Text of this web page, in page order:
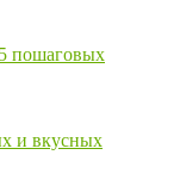
пошаговых
и вкусных